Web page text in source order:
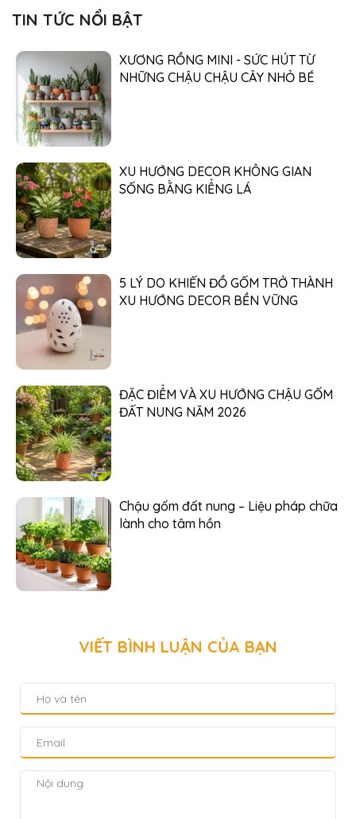
TIN TỨC NỔI BẬT
XƯƠNG RỒNG MINI - SỨC HÚT TỪ
NHỮNG CHẬU CHẬU CÂY NHỎ BÉ
XU HƯỚNG DECOR KHÔNG GIAN
SỐNG BẰNG KIỂNG LÁ
5 LÝ DO KHIẾN ĐỒ GỐM TRỞ THÀNH
XU HƯỚNG DECOR BỀN VỮNG
ĐẶC ĐIỂM VÀ XU HƯỚNG CHẬU GỐM
ĐẤT NUNG NĂM 2026
Chậu gốm đất nung – Liệu pháp chữa
lành cho tâm hồn
VIẾT BÌNH LUẬN CỦA BẠN